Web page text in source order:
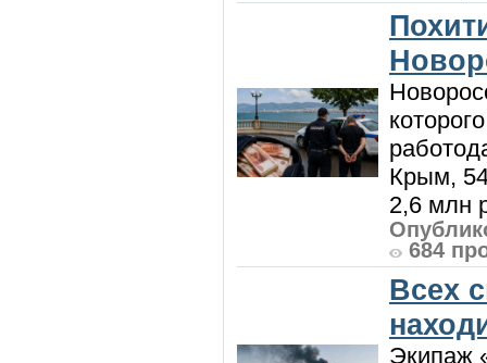
Крым,
2,6 млн
684
Всех
Экипаж